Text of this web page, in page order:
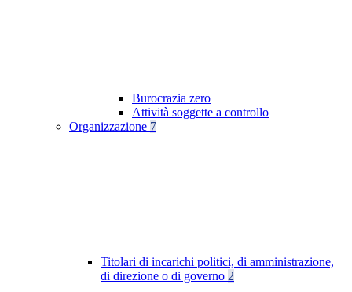
Burocrazia zero
Attività soggette a controllo
Organizzazione 7
Titolari di incarichi politici, di amministrazione,
di direzione o di governo 2